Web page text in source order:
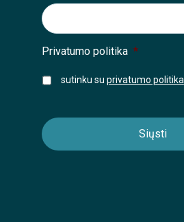
Privatumo politika *
sutinku su privatumo politika